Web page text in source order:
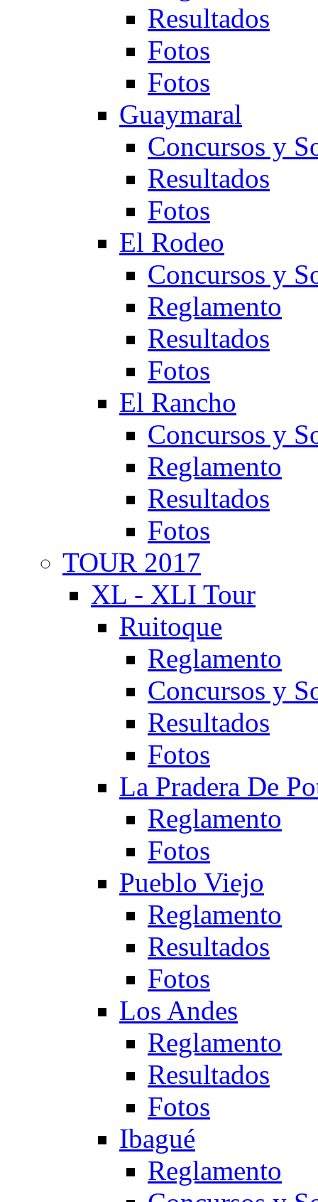
Resultados
Fotos
Fotos
Guaymaral
Concursos y
Resultados
Fotos
El Rodeo
Concursos y
Reglamento
Resultados
Fotos
El Rancho
Concursos y
Reglamento
Resultados
Fotos
TOUR 2017
XL - XLI Tour
Ruitoque
Reglamento
Concursos y
Resultados
Fotos
La Pradera De
Reglamento
Fotos
Pueblo Viejo
Reglamento
Resultados
Fotos
Los Andes
Reglamento
Resultados
Fotos
Ibagué
Reglamento